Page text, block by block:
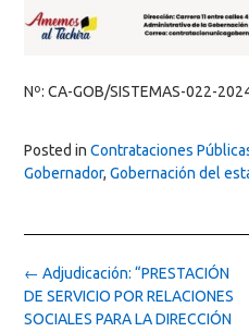
Nº: CA-GOB/SISTEMAS-022-
Posted in Contrataciones
Gobernador, Gobernación del
Post
navigation
← Adjudicación: “PRESTACIÓN
DE SERVICIO POR RELACIONES
SOCIALES PARA LA DIRECCIÓN